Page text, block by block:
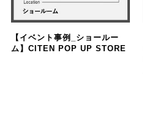
【イベント事例_ショールー
ム】CITEN POP UP STORE